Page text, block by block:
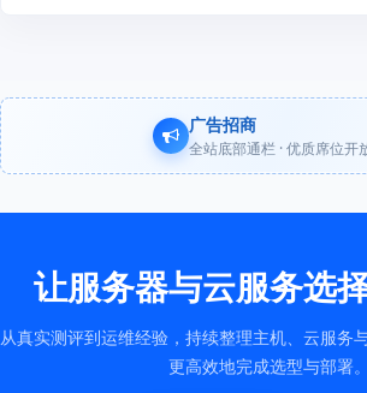
广告招商
全站底部通栏 · 优质席位开
让服务器与云服务选
从真实测评到运维经验，持续整理主机、云服务
更高效地完成选型与部署。